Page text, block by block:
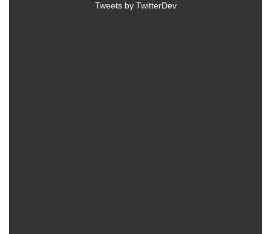
Tweets by TwitterDev